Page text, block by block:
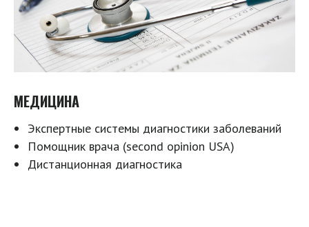
МЕДИЦИНА
Экспертные системы диагностики заболеваний
Помощник врача (second opinion USA)
Дистанционная диагностика